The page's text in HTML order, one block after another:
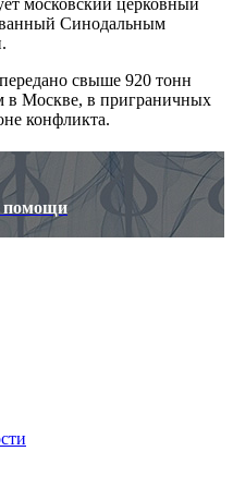
Синодальным
свыше 920 тонн
в Москве, в приграничных
конфликта.
помощи